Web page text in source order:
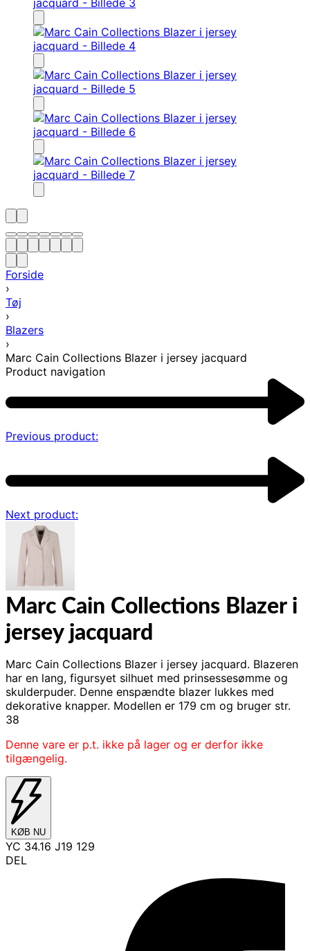
Forside
›
Tøj
›
Blazers
›
Marc Cain Collections Blazer i jersey jacquard
Product navigation
Previous product:
Next product:
Marc Cain Collections Blazer i
jersey jacquard
Marc Cain Collections Blazer i jersey jacquard. Blazeren
har en lang, figursyet silhuet med prinsessesømme og
skulderpuder. Denne enspændte blazer lukkes med
dekorative knapper. Modellen er 179 cm og bruger str.
38
Denne vare er p.t. ikke på lager og er derfor ikke
tilgængelig.
KØB NU
YC 34.16 J19 129
DEL